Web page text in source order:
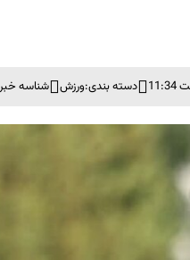
دسته بندی:ورزش شناسه خبر: